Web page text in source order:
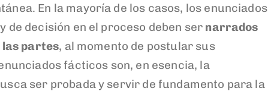
En la mayoría de los casos, los enunciados
de decisión en el proceso deben ser narrados
las partes, al momento de postular sus
fácticos son, en esencia, la
ser probada y servir de fundamento para la